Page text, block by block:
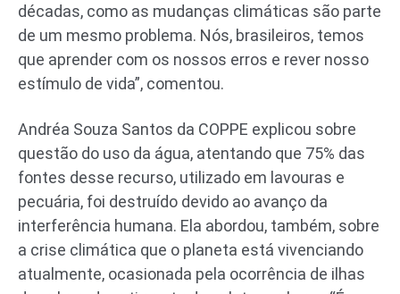
décadas, como as mudanças climáticas são parte
de um mesmo problema. Nós, brasileiros, temos
que aprender com os nossos erros e rever nosso
estímulo de vida”, comentou.
Andréa Souza Santos da COPPE explicou sobre
questão do uso da água, atentando que 75% das
fontes desse recurso, utilizado em lavouras e
pecuária, foi destruído devido ao avanço da
interferência humana. Ela abordou, também, sobre
a crise climática que o planeta está vivenciando
atualmente, ocasionada pela ocorrência de ilhas